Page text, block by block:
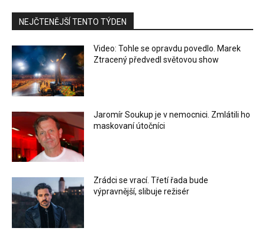
NEJČTENĚJŠÍ TENTO TÝDEN
Video: Tohle se opravdu povedlo. Marek
Ztracený předvedl světovou show
Jaromír Soukup je v nemocnici. Zmlátili ho
maskovaní útočníci
Zrádci se vrací. Třetí řada bude
výpravnější, slibuje režisér